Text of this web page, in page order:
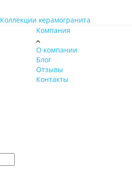
Коллекции керамогранита
Компания
О компании
Блог
Отзывы
Контакты